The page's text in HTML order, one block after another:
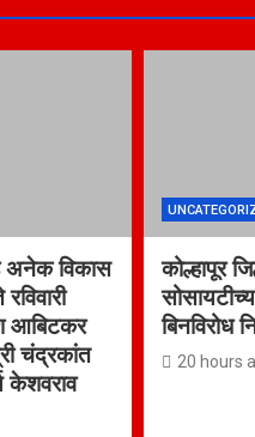
अनेक विकास
आबिटकर
चंद्रकांत
केशवराव
कोल्हापूर
बिनविरोध
20 hours